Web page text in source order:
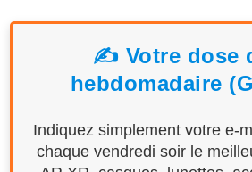
✍️ Votre dose
hebdomadaire
Indiquez simplement votre e-
chaque vendredi soir le